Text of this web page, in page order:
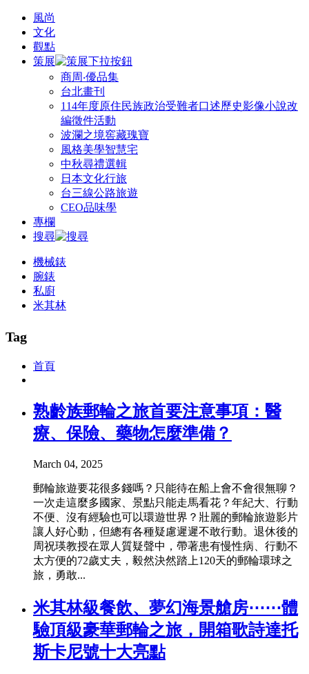
風尚
文化
觀點
策展
商周‧優品集
台北畫刊
114年度原住民族政治受難者口述歷史影像小說改
編徵件活動
波瀾之境窖藏瑰寶
風格美學智慧宅
中秋尋禮選輯
日本文化行旅
台三線公路旅遊
CEO品味學
專欄
搜尋
機械錶
腕錶
私廚
米其林
Tag
首頁
熟齡族郵輪之旅首要注意事項：醫
療、保險、藥物怎麼準備？
March 04, 2025
郵輪旅遊要花很多錢嗎？只能待在船上會不會很無聊？
一次走這麼多國家、景點只能走馬看花？年紀大、行動
不便、沒有經驗也可以環遊世界？壯麗的郵輪旅遊影片
讓人好心動，但總有各種疑慮遲遲不敢行動。退休後的
周祝瑛教授在眾人質疑聲中，帶著患有慢性病、行動不
太方便的72歲丈夫，毅然決然踏上120天的郵輪環球之
旅，勇敢...
米其林級餐飲、夢幻海景艙房⋯⋯體
驗頂級豪華郵輪之旅，開箱歌詩達托
斯卡尼號十大亮點